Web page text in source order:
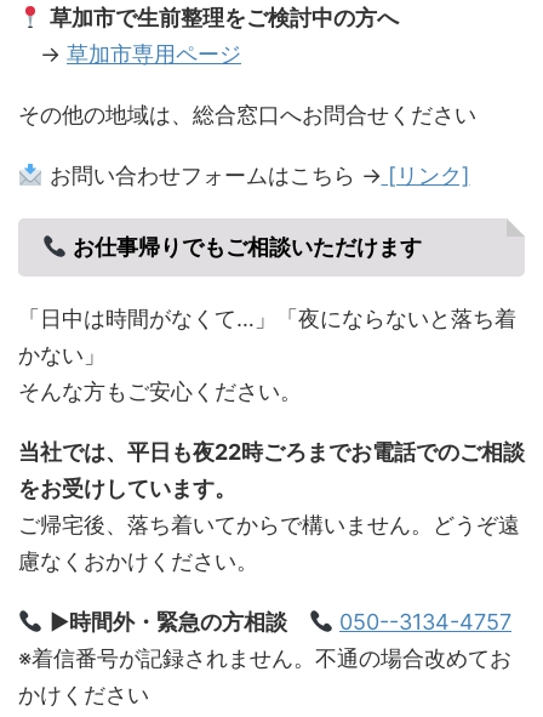
草加市で生前整理をご検討中の方へ
→ 草加市専用ページ
その他の地域は、総合窓口へお問合せください
お問い合わせフォームはこちら → [リンク]
お仕事帰りでもご相談いただけます
「日中は時間がなくて…」「夜にならないと落ち着
かない」
そんな方もご安心ください。
当社では、平日も夜22時ごろまでお電話でのご相談
をお受けしています。
ご帰宅後、落ち着いてからで構いません。どうぞ遠
慮なくおかけください。
▶時間外・緊急の方相談
050--3134-4757
※着信番号が記録されません。不通の場合改めてお
かけください